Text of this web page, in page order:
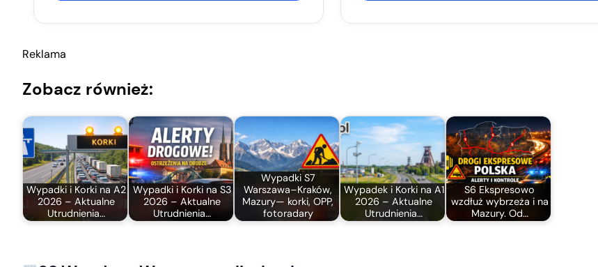
Reklama
Zobacz również:
Wypadki i Korki na A2
2026 – Aktualne
Utrudnienia…
Wypadki i Korki na S3
2026 – Aktualne
Utrudnienia…
Wypadki S7
Warszawa–Kraków,
Mazury— korki, OPP,
fotoradary
Wypadek i Korki na A1
2026 – Aktualne
Utrudnienia…
S6 Ekspresowo
wzdłuż wybrzeża i na
Mazury. Od…